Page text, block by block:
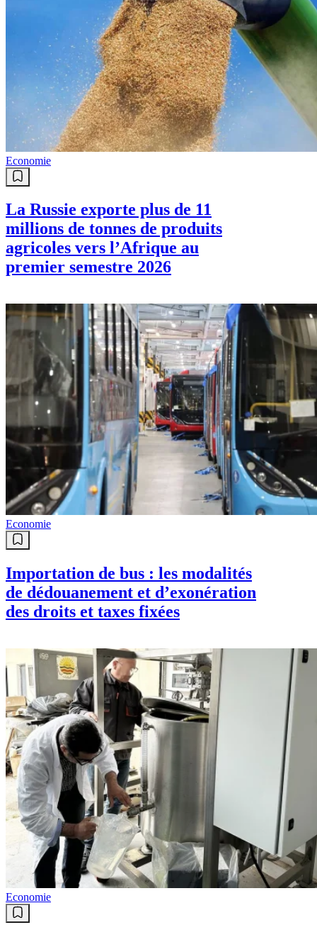
Economie
La Russie exporte plus de 11
millions de tonnes de produits
agricoles vers l’Afrique au
premier semestre 2026
Economie
Importation de bus : les modalités
de dédouanement et d’exonération
des droits et taxes fixées
Economie